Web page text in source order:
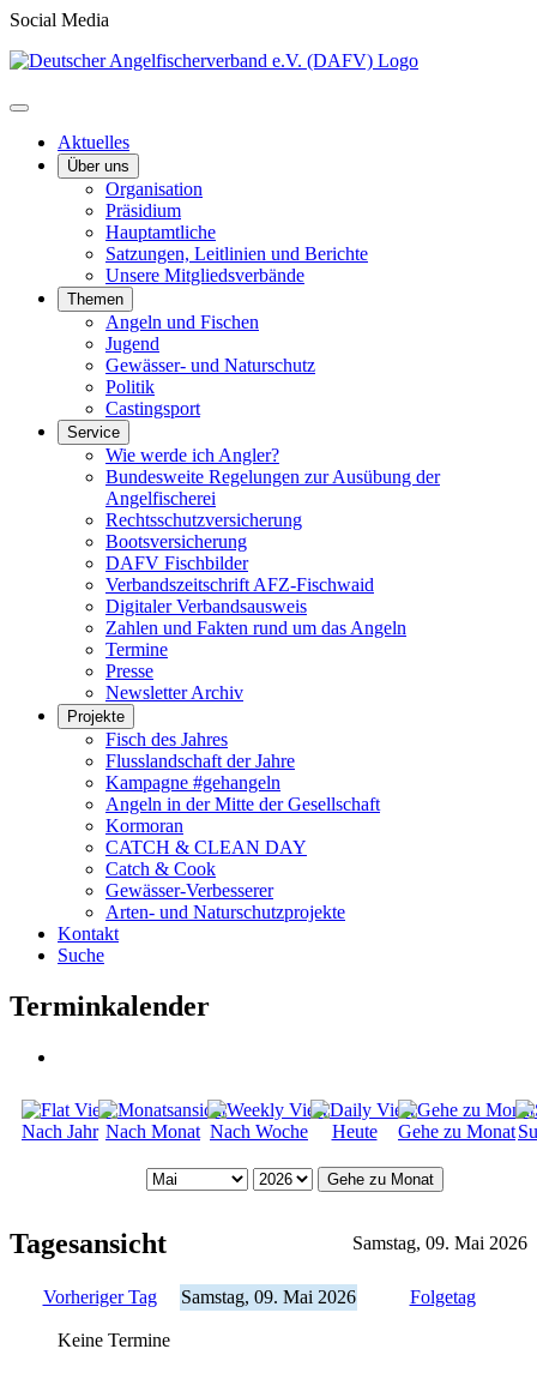
Social Media
Aktuelles
Über uns
Organisation
Präsidium
Hauptamtliche
Satzungen, Leitlinien und Berichte
Unsere Mitgliedsverbände
Themen
Angeln und Fischen
Jugend
Gewässer- und Naturschutz
Politik
Castingsport
Service
Wie werde ich Angler?
Bundesweite Regelungen zur Ausübung der
Angelfischerei
Rechtsschutzversicherung
Bootsversicherung
DAFV Fischbilder
Verbandszeitschrift AFZ-Fischwaid
Digitaler Verbandsausweis
Zahlen und Fakten rund um das Angeln
Termine
Presse
Newsletter Archiv
Projekte
Fisch des Jahres
Flusslandschaft der Jahre
Kampagne #gehangeln
Angeln in der Mitte der Gesellschaft
Kormoran
CATCH & CLEAN DAY
Catch & Cook
Gewässer-Verbesserer
Arten- und Naturschutzprojekte
Kontakt
Suche
Terminkalender
Nach Jahr Nach Monat Nach Woche Heute Gehe zu Monat
Gehe zu Monat
Tagesansicht Samstag, 09. Mai 2026
Vorheriger Tag Samstag, 09. Mai 2026 Folgetag
Keine Termine